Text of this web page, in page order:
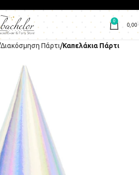
0
0,00
Διακόσμηση Πάρτι Καπελάκια Πάρτι